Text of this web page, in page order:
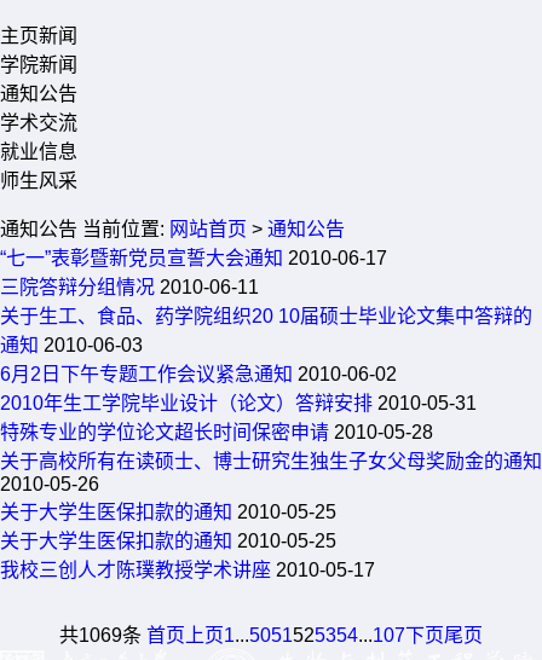
主页新闻
学院新闻
通知公告
学术交流
就业信息
师生风采
通知公告 当前位置: 网站首页 > 通知公告
“七一”表彰暨新党员宣誓大会通知 2010-06-17
三院答辩分组情况 2010-06-11
关于生工、食品、药学院组织20 10届硕士毕业论文集中答辩的
通知 2010-06-03
6月2日下午专题工作会议紧急通知 2010-06-02
2010年生工学院毕业设计（论文）答辩安排 2010-05-31
特殊专业的学位论文超长时间保密申请 2010-05-28
关于高校所有在读硕士、博士研究生独生子女父母奖励金的通知
2010-05-26
关于大学生医保扣款的通知 2010-05-25
关于大学生医保扣款的通知 2010-05-25
我校三创人才陈璞教授学术讲座 2010-05-17
共1069条 首页 上页1...5051525354...107下页尾页